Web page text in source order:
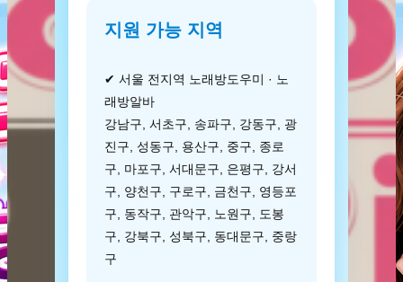
지원 가능 지역
✔ 서울 전지역 노래방도우미 · 노
래방알바
강남구, 서초구, 송파구, 강동구, 광
진구, 성동구, 용산구, 중구, 종로
구, 마포구, 서대문구, 은평구, 강서
구, 양천구, 구로구, 금천구, 영등포
구, 동작구, 관악구, 노원구, 도봉
구, 강북구, 성북구, 동대문구, 중랑
구